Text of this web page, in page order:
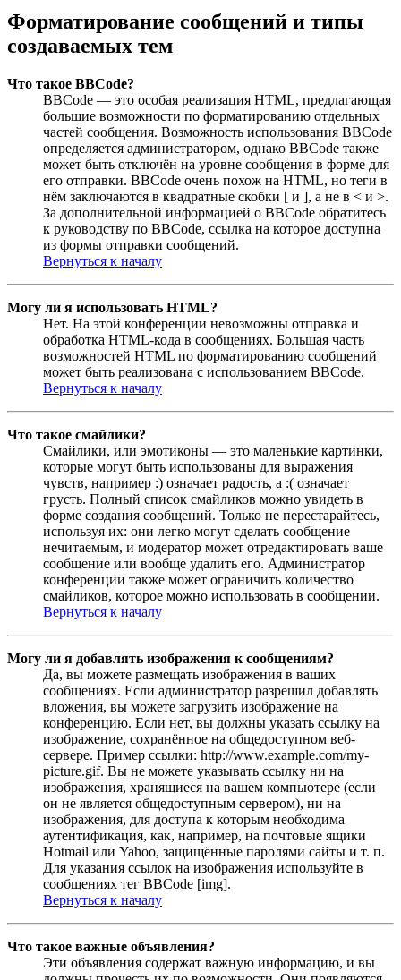
Форматирование сообщений и типы
создаваемых тем
Что такое BBCode?
BBCode — это особая реализация HTML, предлагающая
большие возможности по форматированию отдельных
частей сообщения. Возможность использования BBCode
определяется администратором, однако BBCode также
может быть отключён на уровне сообщения в форме для
его отправки. BBCode очень похож на HTML, но теги в
нём заключаются в квадратные скобки [ и ], а не в < и >.
За дополнительной информацией о BBCode обратитесь
к руководству по BBCode, ссылка на которое доступна
из формы отправки сообщений.
Вернуться к началу
Могу ли я использовать HTML?
Нет. На этой конференции невозможны отправка и
обработка HTML-кода в сообщениях. Большая часть
возможностей HTML по форматированию сообщений
может быть реализована с использованием BBCode.
Вернуться к началу
Что такое смайлики?
Смайлики, или эмотиконы — это маленькие картинки,
которые могут быть использованы для выражения
чувств, например :) означает радость, а :( означает
грусть. Полный список смайликов можно увидеть в
форме создания сообщений. Только не перестарайтесь,
используя их: они легко могут сделать сообщение
нечитаемым, и модератор может отредактировать ваше
сообщение или вообще удалить его. Администратор
конференции также может ограничить количество
смайликов, которое можно использовать в сообщении.
Вернуться к началу
Могу ли я добавлять изображения к сообщениям?
Да, вы можете размещать изображения в ваших
сообщениях. Если администратор разрешил добавлять
вложения, вы можете загрузить изображение на
конференцию. Если нет, вы должны указать ссылку на
изображение, сохранённое на общедоступном веб-
сервере. Пример ссылки: http://www.example.com/my-
picture.gif. Вы не можете указывать ссылку ни на
изображения, хранящиеся на вашем компьютере (если
он не является общедоступным сервером), ни на
изображения, для доступа к которым необходима
аутентификация, как, например, на почтовые ящики
Hotmail или Yahoo, защищённые паролями сайты и т. п.
Для указания ссылок на изображения используйте в
сообщениях тег BBCode [img].
Вернуться к началу
Что такое важные объявления?
Эти объявления содержат важную информацию, и вы